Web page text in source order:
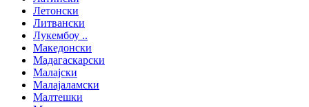
Летонски
Литвански
Лукембоу ..
Македонски
Мадагаскарски
Малајски
Малајаламски
Малтешки